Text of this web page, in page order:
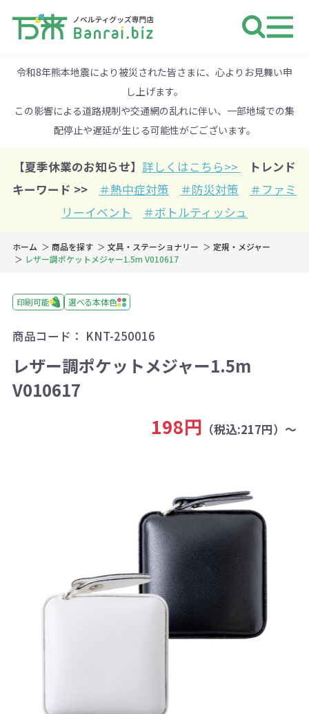
令和8年熊本地震により被災された皆さまに、心よりお見舞い申
し上げます。
この影響による道路規制や交通網の乱れに伴い、一部地域での集
配停止や遅延が生じる可能性がごございます。
【夏季休業のお知らせ】 詳しくはこちら>>
トレンド
キーワード >>
＃熱中症対策 ＃防災対策
＃ファミ
リーイベント
＃ボトルティッシュ
ホーム 商品を探す 文具・ステーショナリー
定規・メジャー
レザー調ポケットメジャー1.5m V010617
印刷可能 選べる本体色
商品コード： KNT-250016
レザー調ポケットメジャー1.5m
V010617
198円 （税込:217円）～